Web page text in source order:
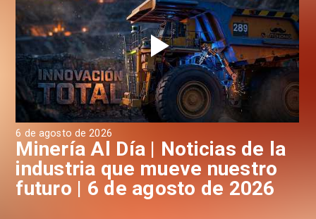
6 de agosto de 2026
Minería Al Día | Noticias de la
industria que mueve nuestro
futuro | 6 de agosto de 2026